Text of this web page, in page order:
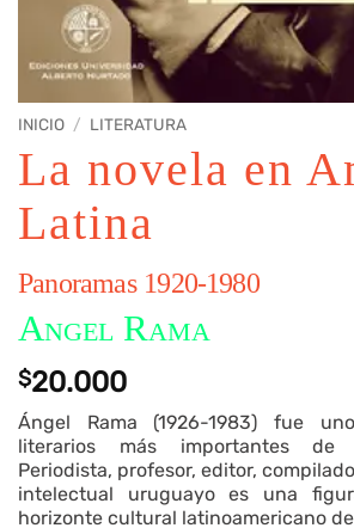
INICIO / LITERATURA
La novela en
Latina
Panoramas 1920-1980
Angel Rama
$20.000
Ángel Rama (1926-1983) fue
literarios más importantes de
Periodista, profesor, editor,
intelectual uruguayo es una
horizonte cultural latinoamericano